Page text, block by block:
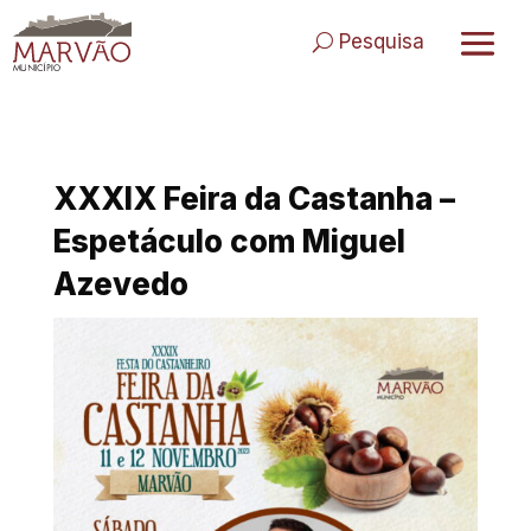
to
content
Pesquisa
XXXIX Feira da Castanha –
Espetáculo com Miguel
Azevedo